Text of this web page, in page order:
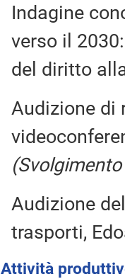
Indagine
verso il
del diritto
Audizione di
Audizione
trasporti,
Attività